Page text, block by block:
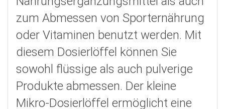
zum Abmessen von Sporternährung
oder Vitaminen benutzt werden. Mit
diesem Dosierlöffel können Sie
sowohl flüssige als auch pulverige
Produkte abmessen. Der kleine
Mikro-Dosierlöffel ermöglicht eine